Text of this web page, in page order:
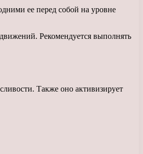
ее перед собой на уровне
Рекомендуется выполнять
Также оно активизирует